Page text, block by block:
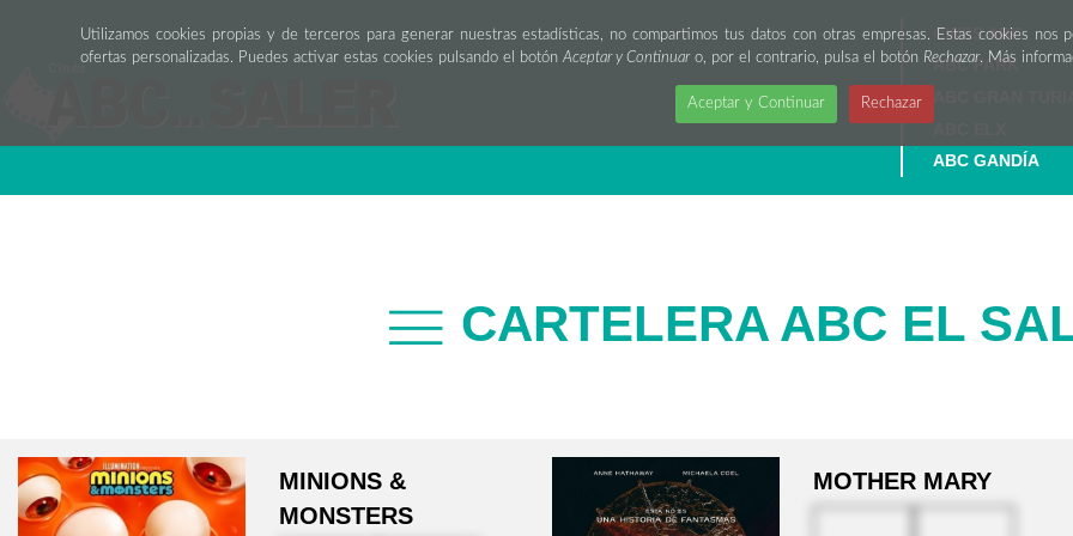
Utilizamos cookies propias y de terceros para generar nuestras estadísticas, no compartimos tus datos con otras empresas. Estas cookies
ofertas personalizadas. Puedes activar estas cookies pulsando el botónAceptar y Continuaro, por el contrario, pulsa el botón Rechazar. Más
Aceptar y Continuar Rechazar
CINES ABC
ABC PARK
ABC ELX
ABC GANDÍA
CARTELERA ABC EL
MINIONS &
MONSTERS
MOTHER MARY